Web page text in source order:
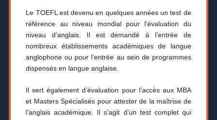
Le TOEFL est devenu en quelques années un test de
référence au niveau mondial pour l’évaluation du
niveau d’anglais. Il est demandé à l’entrée de
nombreux établissements académiques de langue
anglophone ou pour l’entrée au sein de programmes
dispensés en langue anglaise.
Il sert également d’évaluation pour l’accès aux MBA
et Masters Spécialisés pour attester de la maîtrise de
l’anglais académique. Il s’agit d’un test complet qui